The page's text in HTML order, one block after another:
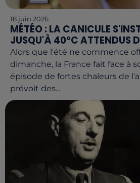
18 juin 2026
MÉTÉO : LA CANICULE
JUSQU'À 40°C ATTENDUS
Alors que l'été ne commence
dimanche, la France fait face à
épisode de fortes chaleurs de
prévoit des...